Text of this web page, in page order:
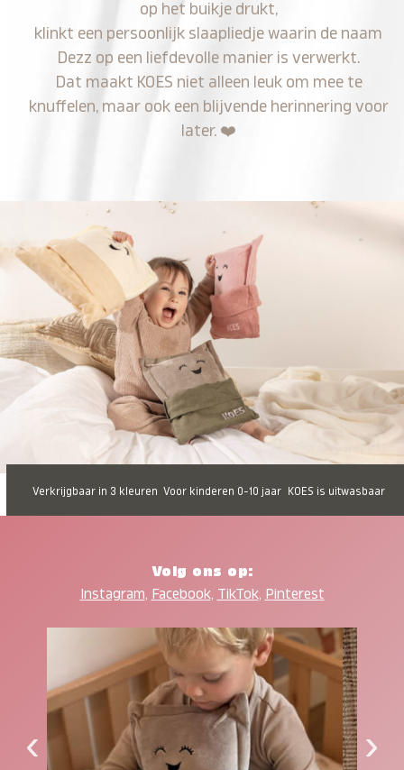
op het buikje drukt,
klinkt een persoonlijk slaapliedje waarin de naam
Dezz op een liefdevolle manier is verwerkt.
Dat maakt KOES niet alleen leuk om mee te
knuffelen, maar ook een blijvende herinnering voor
later. ❤️
Verkrijgbaar in 3 kleuren Voor kinderen 0-10 jaar KOES is uitwasbaar
Volg ons op:
Instagram, Facebook, TikTok, Pinterest
‹ ›